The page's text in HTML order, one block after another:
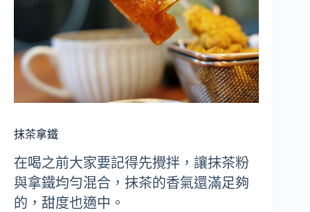
抹茶拿鐵
在喝之前大家要記得先攪拌，讓抹茶粉
與拿鐵均勻混合，抹茶的香氣還滿足夠
的，甜度也適中。